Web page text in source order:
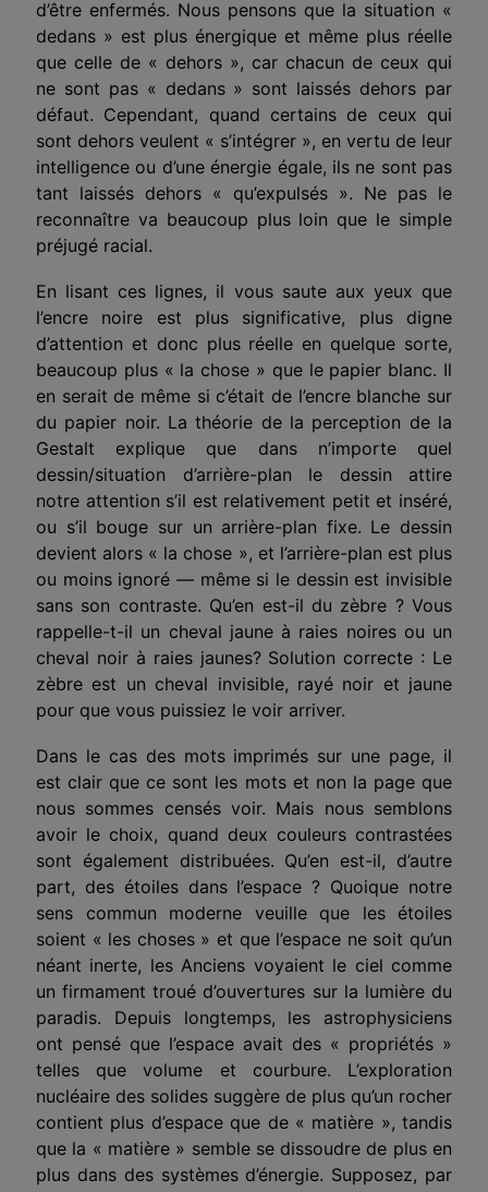
d’être enfermés. Nous pensons que la situation «
dedans » est plus énergique et même plus réelle
que celle de « dehors », car chacun de ceux qui
ne sont pas « dedans » sont laissés dehors par
défaut. Cependant, quand certains de ceux qui
sont dehors veulent « s’intégrer », en vertu de leur
intelligence ou d’une énergie égale, ils ne sont pas
tant laissés dehors « qu’expulsés ». Ne pas le
reconnaître va beaucoup plus loin que le simple
préjugé racial.
En lisant ces lignes, il vous saute aux yeux que
l’encre noire est plus significative, plus digne
d’attention et donc plus réelle en quelque sorte,
beaucoup plus « la chose » que le papier blanc. Il
en serait de même si c’était de l’encre blanche sur
du papier noir. La théorie de la perception de la
Gestalt explique que dans n’importe quel
dessin/situation d’arrière-plan le dessin attire
notre attention s’il est relativement petit et inséré,
ou s’il bouge sur un arrière-plan fixe. Le dessin
devient alors « la chose », et l’arrière-plan est plus
ou moins ignoré — même si le dessin est invisible
sans son contraste. Qu’en est-il du zèbre ? Vous
rappelle-t-il un cheval jaune à raies noires ou un
cheval noir à raies jaunes? Solution correcte : Le
zèbre est un cheval invisible, rayé noir et jaune
pour que vous puissiez le voir arriver.
Dans le cas des mots imprimés sur une page, il
est clair que ce sont les mots et non la page que
nous sommes censés voir. Mais nous semblons
avoir le choix, quand deux couleurs contrastées
sont également distribuées. Qu’en est-il, d’autre
part, des étoiles dans l’espace ? Quoique notre
sens commun moderne veuille que les étoiles
soient « les choses » et que l’espace ne soit qu’un
néant inerte, les Anciens voyaient le ciel comme
un firmament troué d’ouvertures sur la lumière du
paradis. Depuis longtemps, les astrophysiciens
ont pensé que l’espace avait des « propriétés »
telles que volume et courbure. L’exploration
nucléaire des solides suggère de plus qu’un rocher
contient plus d’espace que de « matière », tandis
que la « matière » semble se dissoudre de plus en
plus dans des systèmes d’énergie. Supposez, par